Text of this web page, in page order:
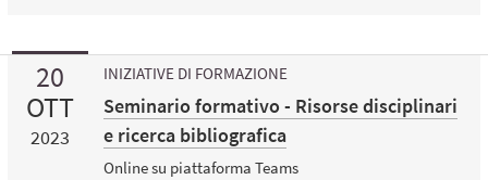
20
OTT
2023
INIZIATIVE DI FORMAZIONE
Seminario formativo - Risorse disciplinari
e ricerca bibliografica
Online su piattaforma Teams